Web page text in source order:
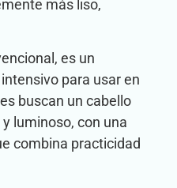
más liso,
es un
para usar en
buscan un cabello
luminoso, con una
combina practicidad